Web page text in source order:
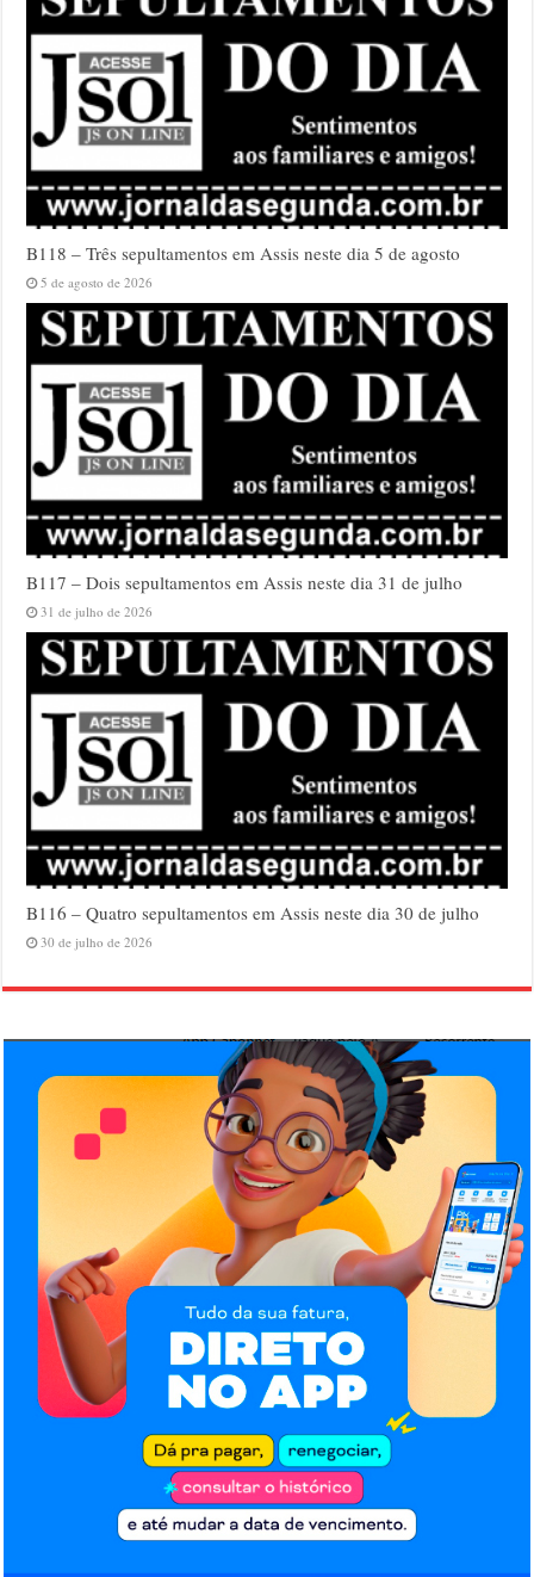
B118 – Três sepultamentos em Assis neste dia 5 de agosto
5 de agosto de 2026
B117 – Dois sepultamentos em Assis neste dia 31 de julho
31 de julho de 2026
B116 – Quatro sepultamentos em Assis neste dia 30 de julho
30 de julho de 2026